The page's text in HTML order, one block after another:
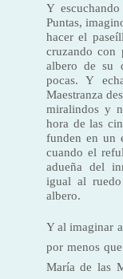
Y
Puntas,
hacer el
cruzan­do con
albero de su
pocas. Y
Maestranza
miralindos y
hora de las
funden en un
cuando el
adueña del
igual al
albero.
Y al imaginar
por menos
María de las